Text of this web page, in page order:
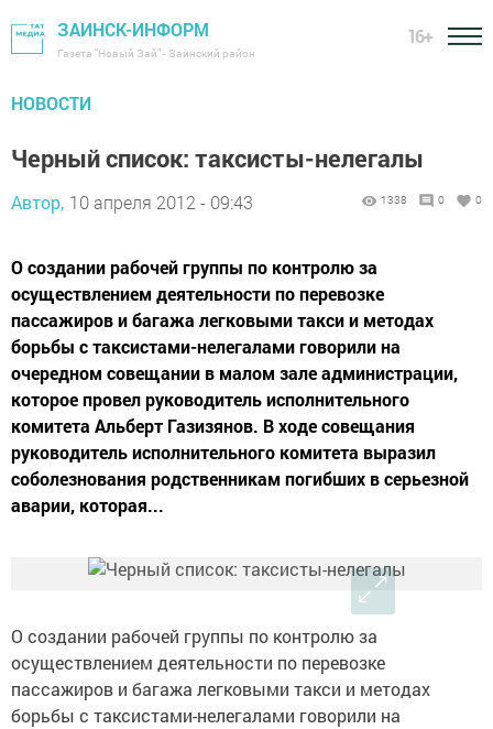
ЗАИНСК-ИНФОРМ
Газета "Новый Зай" - Заинский район
16+
НОВОСТИ
Черный список: таксисты-нелегалы
Автор, 10 апреля 2012 - 09:43 1338 0 0
О создании рабочей группы по контролю за
осуществлением деятельности по перевозке
пассажиров и багажа легковыми такси и методах
борьбы с таксистами-нелегалами говорили на
очередном совещании в малом зале администрации,
которое провел руководитель исполнительного
комитета Альберт Газизянов. В ходе совещания
руководитель исполнительного комитета выразил
соболезнования родственникам погибших в серьезной
аварии, которая...
О создании рабочей группы по контролю за
осуществлением деятельности по перевозке
пассажиров и багажа легковыми такси и методах
борьбы с таксистами-нелегалами говорили на